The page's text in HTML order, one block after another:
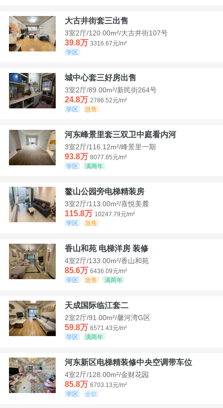
大古井街套三出售
3室2厅/120.00m²/大古井街107号
39.8万 3316.67元/m²
学区
城中心套三好房出售
3室2厅/89.00m²/新民街264号
24.8万 2786.52元/m²
学区
急售
河东峰景里套三双卫中庭看内河
3室2厅/116.12m²/峰景里一期
93.8万 8077.85元/m²
学区
满两年
鳌山公园旁电梯精装房
3室2厅/113.00m²/喜悦美麓
115.8万 10247.79元/m²
学区
急售
香山和苑 电梯洋房 装修
4室2厅/133.00m²/香山和苑
85.6万 6436.09元/m²
学区
急售 满两年
天成国际临江套二
2室2厅/91.00m²/馨河湾G区
59.8万 6571.43元/m²
学区
满两年
河东新区电梯精装修中央空调带车位
4室2厅/128.00m²/金财花园
85.8万 6703.13元/m²
学区
全款